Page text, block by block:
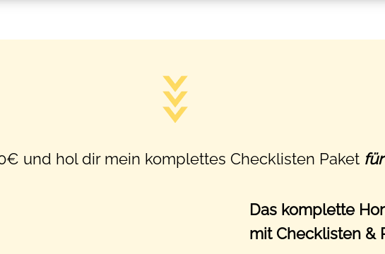
und hol dir mein komplettes Checklisten Paket
Das komplette
mit Checklisten &